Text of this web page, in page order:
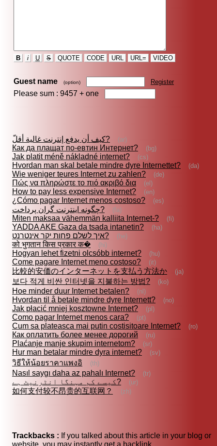
B i U S QUOTE CODE URL URL= VIDEO
Guest name (option) Register
Please sum : 9457 + one
كيف أن يدفع إنترنت غالية أقلّ? (ar)
Как да плащат по-евтин Интернет? (bg)
Jak platit méně nákladné internet? (cs)
Hvordan man skal betale mindre dyre Internettet? (da)
Wie weniger teures Internet zu zahlen? (de)
Πώς να πληρώστε το πιό ακριβό δια (el)
How to pay less expensive Internet? (en)
¿Cómo pagar Internet menos costoso? (es)
چگونه اينترنت گران پرداخت? (fa)
Miten maksaa vähemmän kalliita Internet-? (fi)
YADDA AKE Gaza da tsada intanetin? (ha)
איך לשלם פחות יקר אינטרנט? (he)
को भुगतान किस प्रकार क� (hi)
Hogyan lehet fizetni olcsóbb internet? (hu)
Come pagare Internet meno costoso? (it)
比較的安価のインターネットを支払う方法か (ja)
보다 적게 비싼 인터넷을 지불하는 방법? (ko)
Hoe minder duur Internet betalen? (nl)
Hvordan til å betale mindre dyre Internett? (no)
Jak płacić mniej kosztowne Internet? (pl)
Como pagar Internet menos cara? (pt)
Cum sa plateasca mai putin costisitoare Internet? (ro)
Как оплатить более менее дорогий (ru)
Plaćanje manje skupim internetom? (sr)
Hur man betalar mindre dyra internet? (sv)
วิธีให้น้อยราคาแพงอิ (th)
Nasıl saygı daha az pahalı Internet? (tr)
کیسے کم مہنگا انٹرنیٹ ہے? (ur)
如何支付较不昂贵的互联网？ (zh)
Trackbacks : If you talked about this article in your blog or
website, you may instantly get a backlink